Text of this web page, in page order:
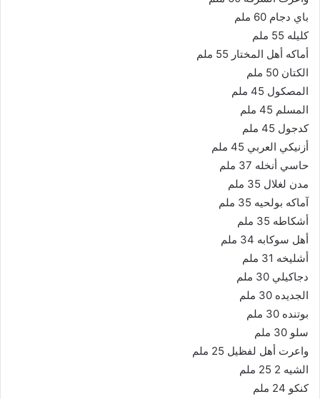
باي دجام 60 ملم
كليله 55 ملم
أماكه أهل المختار 55 ملم
الكتان 50 ملم
المصكول 45 ملم
المسلم 45 ملم
كدجول 45 ملم
أزنيكي العربي 45 ملم
حاسي أنخله 37 ملم
مدن لغلال 35 ملم
آماكه بولحيه 35 ملم
أشكاطه 35 ملم
أهل سوكابه 34 ملم
أشليخه 31 ملم
دجاكيلي 30 ملم
الجديده 30 ملم
بوتنده 30 ملم
سلو 30 ملم
واعرت أهل لفظيل 25 ملم
الشيه 2 25 ملم
كنكو 24 ملم